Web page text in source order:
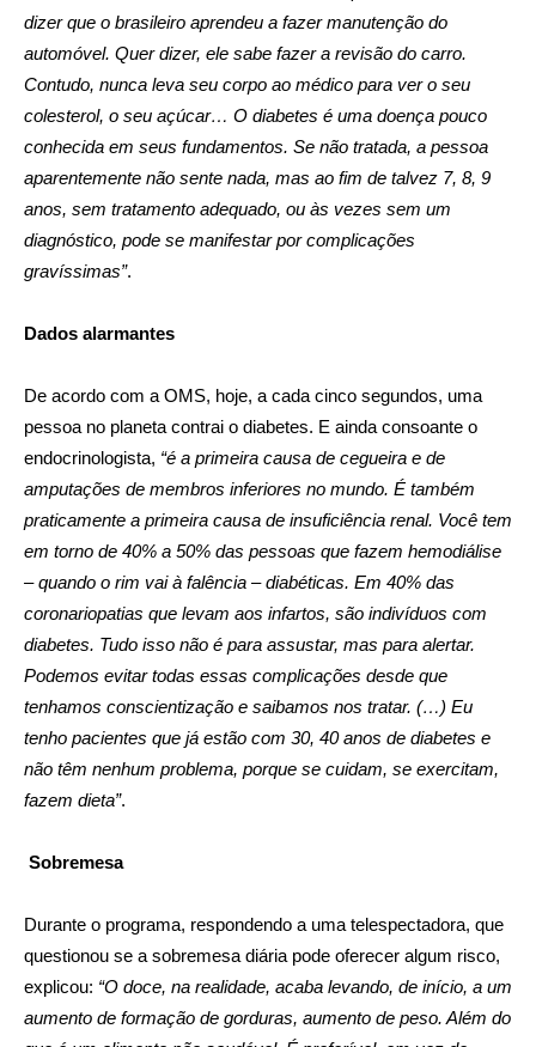
dizer que o brasileiro aprendeu a fazer manutenção do
automóvel. Quer dizer, ele sabe fazer a revisão do carro.
Contudo, nunca leva seu corpo ao médico para ver o seu
colesterol, o seu açúcar… O diabetes é uma doença pouco
conhecida em seus fundamentos. Se não tratada, a pessoa
aparentemente não sente nada, mas ao fim de talvez 7, 8, 9
anos, sem tratamento adequado, ou às vezes sem um
diagnóstico, pode se manifestar por complicações
gravíssimas”.
Dados alarmantes
De acordo com a OMS, hoje, a cada cinco segundos, uma
pessoa no planeta contrai o diabetes. E ainda consoante o
endocrinologista, “é a primeira causa de cegueira e de
amputações de membros inferiores no mundo. É também
praticamente a primeira causa de insuficiência renal. Você tem
em torno de 40% a 50% das pessoas que fazem hemodiálise
– quando o rim vai à falência – diabéticas. Em 40% das
coronariopatias que levam aos infartos, são indivíduos com
diabetes. Tudo isso não é para assustar, mas para alertar.
Podemos evitar todas essas complicações desde que
tenhamos conscientização e saibamos nos tratar. (…) Eu
tenho pacientes que já estão com 30, 40 anos de diabetes e
não têm nenhum problema, porque se cuidam, se exercitam,
fazem dieta”.
Sobremesa
Durante o programa, respondendo a uma telespectadora, que
questionou se a sobremesa diária pode oferecer algum risco,
explicou: “O doce, na realidade, acaba levando, de início, a um
aumento de formação de gorduras, aumento de peso. Além do